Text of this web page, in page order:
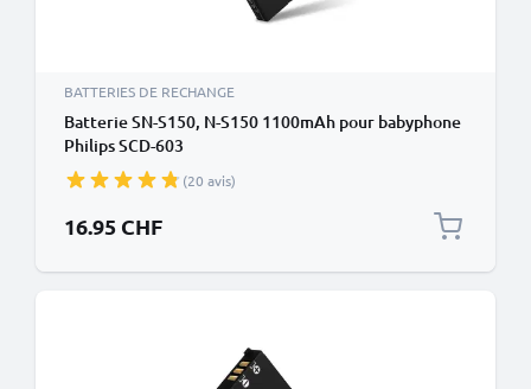
BATTERIES DE RECHANGE
Batterie SN-S150, N-S150 1100mAh pour babyphone
Philips SCD-603
(20 avis)
16.95 CHF